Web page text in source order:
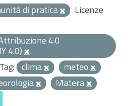
di pratica
Licenze
4.0
4.0)
Tag: clima
meteo
Matera